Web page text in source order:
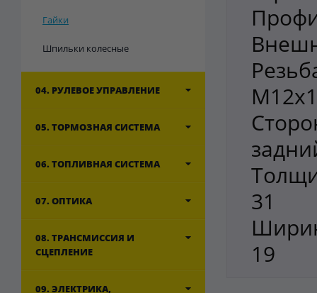
Гайки
Шпильки колесные
04. РУЛЕВОЕ УПРАВЛЕНИЕ
05. ТОРМОЗНАЯ СИСТЕМА
06. ТОПЛИВНАЯ СИСТЕМА
07. ОПТИКА
08. ТРАНСМИССИЯ И
СЦЕПЛЕНИЕ
09. ЭЛЕКТРИКА,
31
19